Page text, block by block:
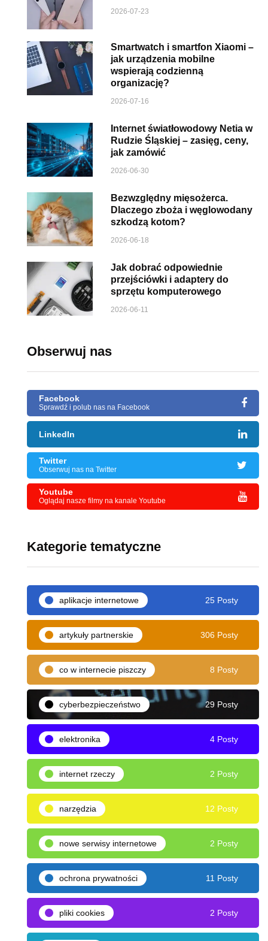
2026-07-23
Smartwatch i smartfon Xiaomi –
jak urządzenia mobilne
wspierają codzienną
organizację?
2026-07-16
Internet światłowodowy Netia w
Rudzie Śląskiej – zasięg, ceny,
jak zamówić
2026-06-30
Bezwzględny mięsożerca.
Dlaczego zboża i węglowodany
szkodzą kotom?
2026-06-18
Jak dobrać odpowiednie
przejściówki i adaptery do
sprzętu komputerowego
2026-06-11
Obserwuj nas
Facebook
Sprawdź i polub nas na Facebook
LinkedIn
Twitter
Obserwuj nas na Twitter
Youtube
Oglądaj nasze filmy na kanale Youtube
Kategorie tematyczne
aplikacje internetowe 25 Posty
artykuły partnerskie 306 Posty
co w internecie piszczy 8 Posty
cyberbezpieczeństwo 29 Posty
elektronika 4 Posty
internet rzeczy 2 Posty
narzędzia 12 Posty
nowe serwisy internetowe 2 Posty
ochrona prywatności 11 Posty
pliki cookies 2 Posty